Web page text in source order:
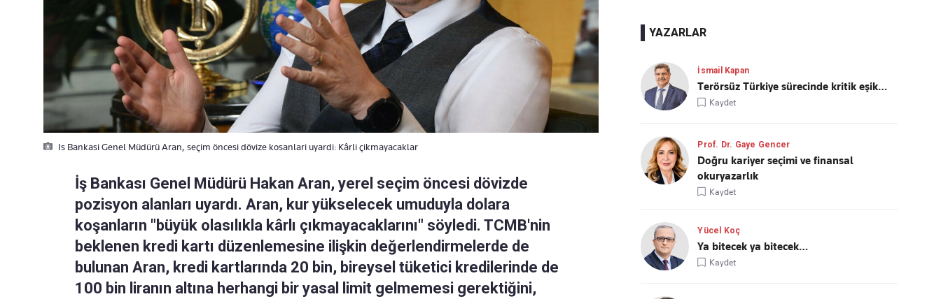
Is Bankasi Genel Müdürü Aran, seçim öncesi dövize kosanlari uyardi: Kârli çikmayacaklar
İş Bankası Genel Müdürü Hakan Aran, yerel seçim öncesi dövizde
pozisyon alanları uyardı. Aran, kur yükselecek umuduyla dolara
koşanların "büyük olasılıkla kârlı çıkmayacaklarını" söyledi. TCMB'nin
beklenen kredi kartı düzenlemesine ilişkin değerlendirmelerde de
bulunan Aran, kredi kartlarında 20 bin, bireysel tüketici kredilerinde de
100 bin liranın altına herhangi bir yasal limit gelmemesi gerektiğini,
YAZARLAR
İsmail Kapan
Terörsüz Türkiye sürecinde kritik eşik…
Kaydet
Prof. Dr. Gaye Gencer
Doğru kariyer seçimi ve finansal
okuryazarlık
Kaydet
Yücel Koç
Ya bitecek ya bitecek…
Kaydet